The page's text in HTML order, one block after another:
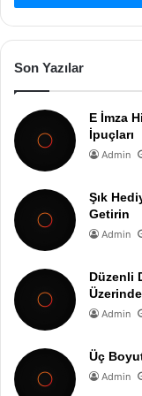
Son Yazılar
E İmza
İpuçları
Admin
Şık
Getirin
Admin
Düzenli
Admin
Üç
Admin